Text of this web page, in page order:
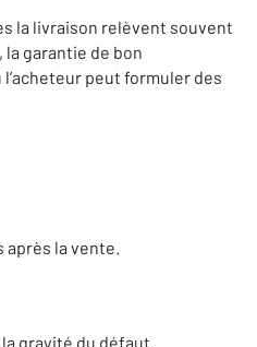
la livraison relèvent souvent
garantie de bon
peut formuler des
la vente.
gravité du défaut.